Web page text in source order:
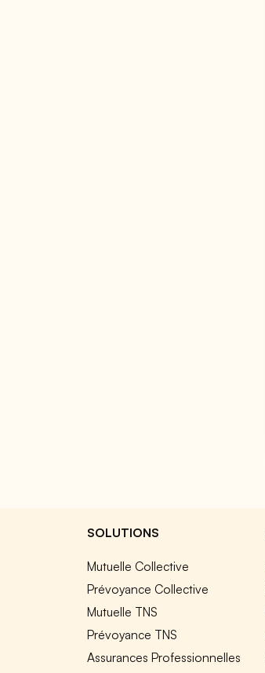
SOLUTIONS
Mutuelle Collective
Prévoyance Collective
Mutuelle TNS
Prévoyance TNS
Assurances Professionnelles